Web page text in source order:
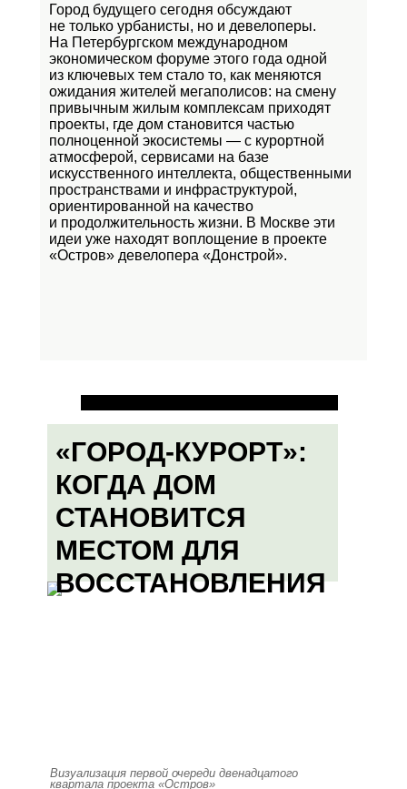
Город будущего сегодня обсуждают
не только урбанисты, но и девелоперы.
На Петербургском международном
экономическом форуме этого года одной
из ключевых тем стало то, как меняются
ожидания жителей мегаполисов: на смену
привычным жилым комплексам приходят
проекты, где дом становится частью
полноценной экосистемы — с курортной
атмосферой, сервисами на базе
искусственного интеллекта, общественными
пространствами и инфраструктурой,
ориентированной на качество
и продолжительность жизни. В Москве эти
идеи уже находят воплощение в проекте
«Остров» девелопера «Донстрой».
«ГОРОД-КУРОРТ»:
КОГДА ДОМ
СТАНОВИТСЯ
МЕСТОМ ДЛЯ
ВОССТАНОВЛЕНИЯ
Визуализация первой очереди двенадцатого
квартала проекта «Остров»